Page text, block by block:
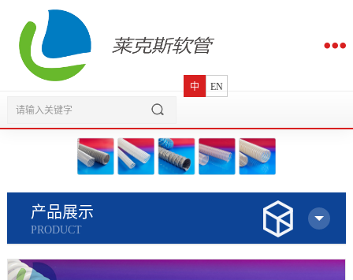
中 EN
产品展示
PRODUCT